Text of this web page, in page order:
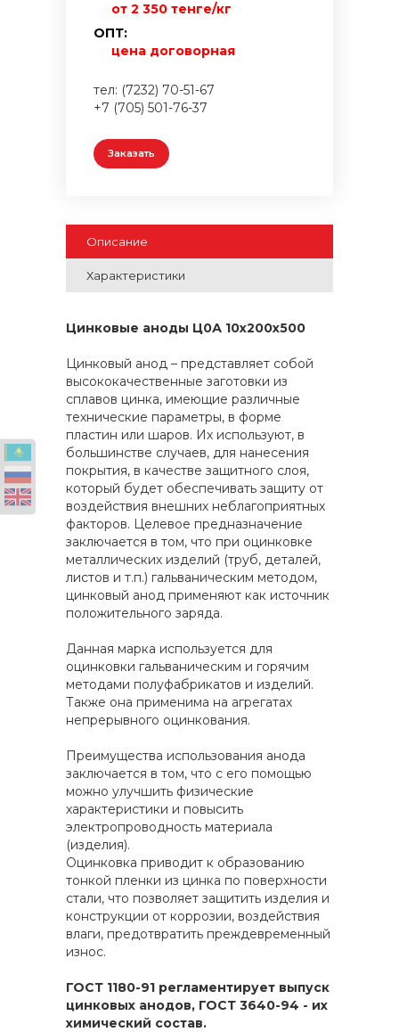
от 2 350 тенге/кг
ОПТ:
цена договорная
тел: (7232) 70-51-67
+7 (705) 501-76-37
Заказать
Описание
Характеристики
Цинковые аноды Ц0А 10x200x500
Цинковый анод – представляет собой
высококачественные заготовки из
сплавов цинка, имеющие различные
технические параметры, в форме
пластин или шаров. Их используют, в
большинстве случаев, для нанесения
покрытия, в качестве защитного слоя,
который будет обеспечивать защиту от
воздействия внешних неблагоприятных
факторов. Целевое предназначение
заключается в том, что при оцинковке
металлических изделий (труб, деталей,
листов и т.п.) гальваническим методом,
цинковый анод применяют как источник
положительного заряда.
Данная марка используется для
оцинковки гальваническим и горячим
методами полуфабрикатов и изделий.
Также она применима на агрегатах
непрерывного оцинкования.
Преимущества использования анода
заключается в том, что с его помощью
можно улучшить физические
характеристики и повысить
электропроводность материала
(изделия).
Оцинковка приводит к образованию
тонкой пленки из цинка по поверхности
стали, что позволяет защитить изделия и
конструкции от коррозии, воздействия
влаги, предотвратить преждевременный
износ.
ГОСТ 1180-91 регламентирует выпуск
цинковых анодов, ГОСТ 3640-94 - их
химический состав.